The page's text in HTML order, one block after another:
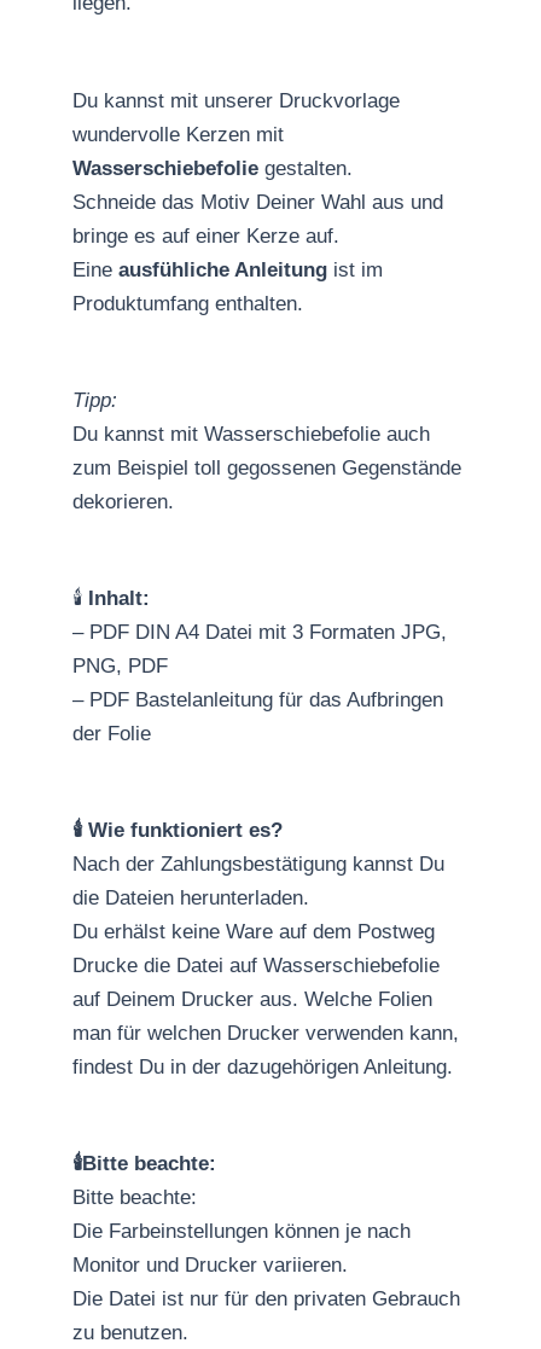
Du kannst mit unserer Druckvorlage
wundervolle Kerzen mit
Wasserschiebefolie gestalten.
Schneide das Motiv Deiner Wahl aus und
bringe es auf einer Kerze auf.
Eine ausfühliche Anleitung ist im
Produktumfang enthalten.
Tipp:
Du kannst mit Wasserschiebefolie auch
zum Beispiel toll gegossenen Gegenstände
dekorieren.
🕯️ Inhalt:
– PDF DIN A4 Datei mit 3 Formaten JPG,
PNG, PDF
– PDF Bastelanleitung für das Aufbringen
der Folie
🕯️ Wie funktioniert es?
Nach der Zahlungsbestätigung kannst Du
die Dateien herunterladen.
Du erhälst keine Ware auf dem Postweg
Drucke die Datei auf Wasserschiebefolie
auf Deinem Drucker aus. Welche Folien
man für welchen Drucker verwenden kann,
findest Du in der dazugehörigen Anleitung.
🕯️Bitte beachte:
Bitte beachte:
Die Farbeinstellungen können je nach
Monitor und Drucker variieren.
Die Datei ist nur für den privaten Gebrauch
zu benutzen.